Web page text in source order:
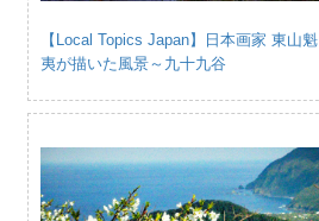
【Local Topics Japan】日本画家 東山魁
夷が描いた風景～九十九谷